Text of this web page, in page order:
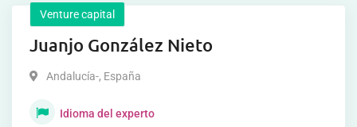
Venture capital
Juanjo González Nieto
Andalucía-, España
Idioma del experto